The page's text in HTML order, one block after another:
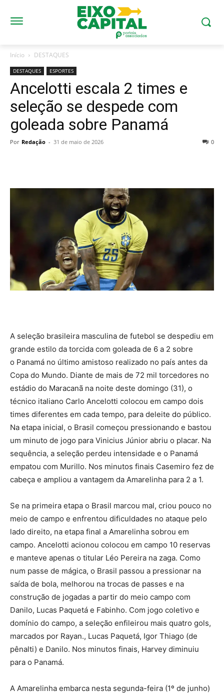
Início DESTAQUES
DESTAQUES ESPORTES
Ancelotti escala 2 times e
seleção se despede com
goleada sobre Panamá
Por Redação - 31 de maio de 2026 0
A seleção brasileira masculina de futebol se despediu em
grande estilo da torcida com goleada de 6 a 2 sobre
o Panamá no último amistoso realizado no país antes da
Copa do Mundo. Diante de mais de 72 mil torcedores no
estádio do Maracanã na noite deste domingo (31), o
técnico italiano Carlo Ancelotti colocou em campo dois
times diferentes em cada tempo, para deleite do público.
Na etapa inicial, o Brasil começou pressionando e bastou
um minuto de jogo para Vinicius Júnior abriu o placar. Na
sequência, a seleção perdeu intensidade e o Panamá
empatou com Murillo. Nos minutos finais Casemiro fez de
cabeça e ampliou a vantagem da Amarelinha para 2 a 1.
Se na primeira etapa o Brasil marcou mal, criou pouco no
meio de campo e enfrentou dificuldades no ataque pelo
lado direito, na etapa final a Amarelinha sobrou em
campo. Ancelotti acionou colocou em campo 10 reservas
e manteve apenas o titular Léo Pereira na zaga. Como
num passe de mágica, o Brasil passou a pressionar na
saída de bola, melhorou na trocas de passes e na
construção de jogadas a partir do meio campo com
Danilo, Lucas Paquetá e Fabinho. Com jogo coletivo e
domínio do campo, a seleção enfileirou mais quatro gols,
marcados por Rayan., Lucas Paquetá, Igor Thiago (de
pênalti) e Danilo. Nos minutos finais, Harvey diminuiu
para o Panamá.
A Amarelinha embarca nesta segunda-feira (1º de junho)